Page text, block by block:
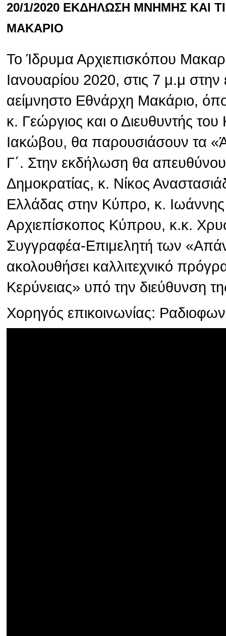
20/1/2020 ΕΚΔΗΛΩΣΗ ΜΝΗΜΗΣ ΚΑΙ
ΜΑΚΑΡΙΟ
Το Ίδρυμα Αρχιεπισκόπου
Ιανουαρίου 2020, στις 7 μ.μ
αείμνηστο Εθνάρχη Μακάριο,
κ. Γεώργιος και ο Διευθυντής
Ιακώβου, θα παρουσιάσουν τα
Γ΄. Στην εκδήλωση θα
Δημοκρατίας, κ. Νίκος
Ελλάδας στην Κύπρο, κ.
Αρχιεπίσκοπος Κύπρου, κ.κ.
Συγγραφέα-Επιμελητή των
ακολουθήσει καλλιτεχνικό
Κερύνειας» υπό την διεύθυνση
Χορηγός επικοινωνίας: